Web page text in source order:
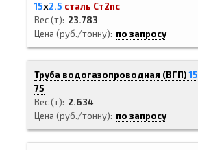
15х2.5 сталь Ст2пс
Вес (т)
23.783
Цена (руб./тонну)
по запросу
Труба водогазопроводная (ВГП)15
75
Вес (т)
2.634
Цена (руб./тонну)
по запросу